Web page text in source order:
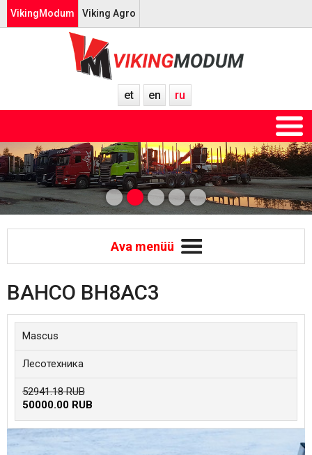
VikingModum Viking Agro
et en ru
Ava menüü
BAHCO BH8AC3
Mascus
Лесотехника
52941.18 RUB
50000.00 RUB